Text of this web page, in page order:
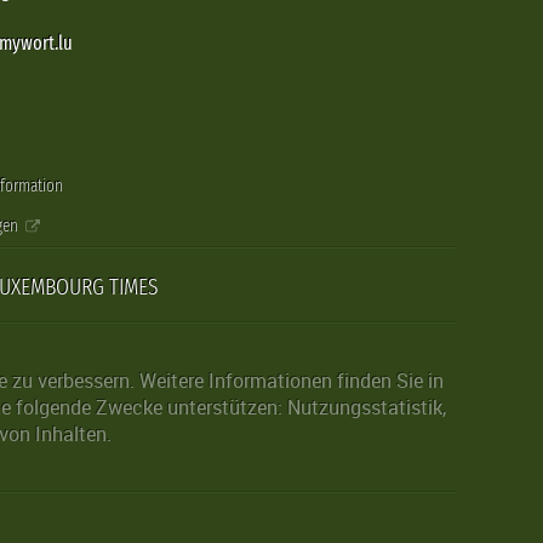
TIMES
verbessern. Weitere Informationen finden Sie in
folgende Zwecke unterstützen: Nutzungsstatistik,
Inhalten.